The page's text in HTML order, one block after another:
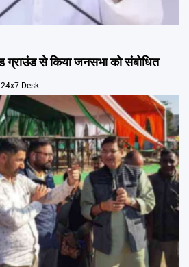
ग्राउंड से किया जनसभा को संबोधित
Desk